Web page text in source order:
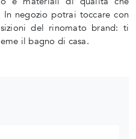
In negozio potrai toccare con
del rinomato brand: ti
il bagno di casa.